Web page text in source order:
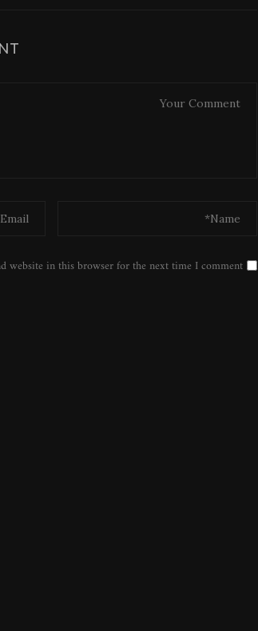
website in this browser for the next time I comment.